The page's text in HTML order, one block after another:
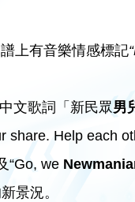
上有音樂情感標記
文歌詞「新民眾男
share. Help each
“Go, we
景況。